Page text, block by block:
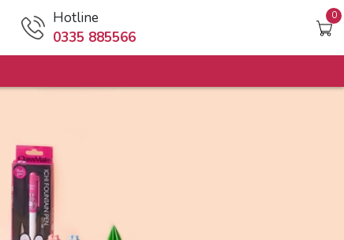
Hotline
0335 885566
0